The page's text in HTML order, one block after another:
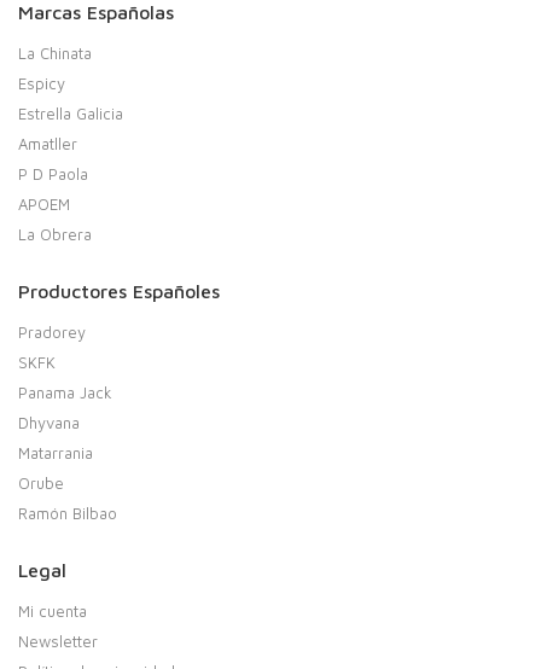
Marcas Españolas
La Chinata
Espicy
Estrella Galicia
Amatller
P D Paola
APOEM
La Obrera
Productores Españoles
Pradorey
SKFK
Panama Jack
Dhyvana
Matarrania
Orube
Ramón Bilbao
Legal
Mi cuenta
Newsletter